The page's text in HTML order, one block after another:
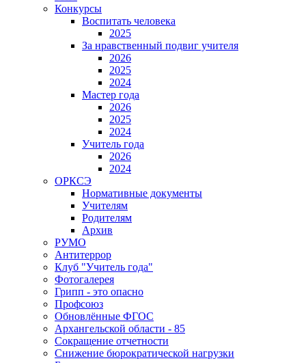
Конкурсы
Воспитать человека
2025
За нравственный подвиг учителя
2026
2025
2024
Мастер года
2026
2025
2024
Учитель года
2026
2024
ОРКСЭ
Нормативные документы
Учителям
Родителям
Архив
РУМО
Антитеррор
Клуб "Учитель года"
Фотогалерея
Грипп - это опасно
Профсоюз
Обновлённые ФГОС
Архангельской области - 85
Сокращение отчетности
Снижение бюрократической нагрузки